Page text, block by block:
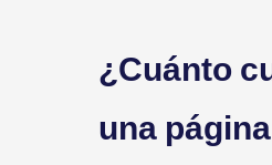
¿Cuánto
una